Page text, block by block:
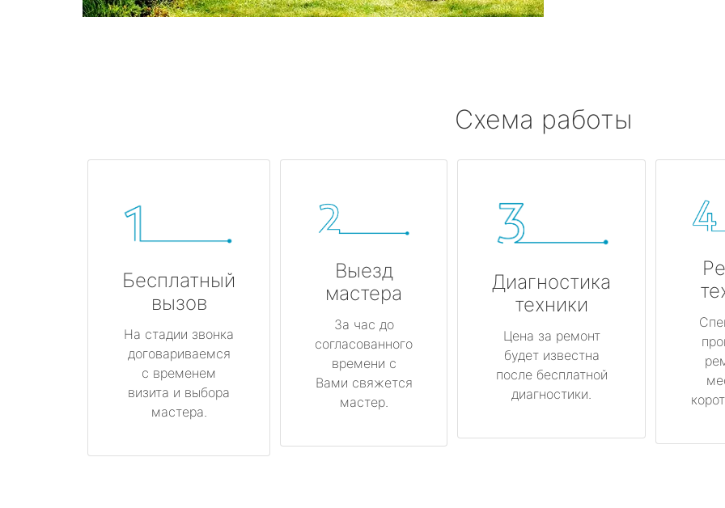
Схема работы
Бесплатный
вызов
На стадии звонка
договариваемся
с временем
визита и выбора
мастера.
Выезд
мастера
За час до
согласованного
времени с
Вами свяжется
мастер.
Диагностика
техники
Цена за ремонт
будет известна
после бесплатной
диагностики.